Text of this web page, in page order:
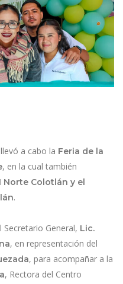
a cabo la Feria de la
, en la cual también
Norte Colotlán y el
.
General, Lic.
, en representación del
, para acompañar a la
, Rectora del Centro